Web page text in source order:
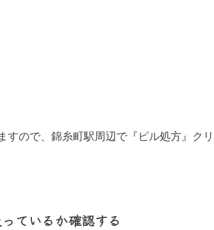
すので、錦糸町駅周辺で『ピル処方』クリ
ているか確認する